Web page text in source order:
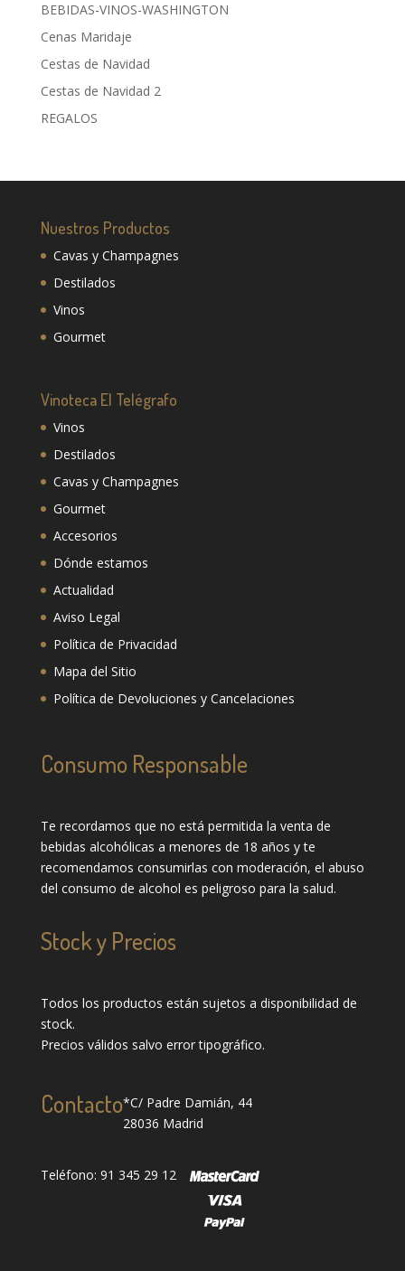
BEBIDAS-VINOS-WASHINGTON
Cenas Maridaje
Cestas de Navidad
Cestas de Navidad 2
REGALOS
Nuestros Productos
Cavas y Champagnes
Destilados
Vinos
Gourmet
Vinoteca El Telégrafo
Vinos
Destilados
Cavas y Champagnes
Gourmet
Accesorios
Dónde estamos
Actualidad
Aviso Legal
Política de Privacidad
Mapa del Sitio
Política de Devoluciones y Cancelaciones
Consumo Responsable
Te recordamos que no está permitida la venta de
bebidas alcohólicas a menores de 18 años y te
recomendamos consumirlas con moderación, el abuso
del consumo de alcohol es peligroso para la salud.
Stock y Precios
Todos los productos están sujetos a disponibilidad de
stock.
Precios válidos salvo error tipográfico.
Contacto*C/ Padre Damián, 44
28036 Madrid
Teléfono: 91 345 29 12